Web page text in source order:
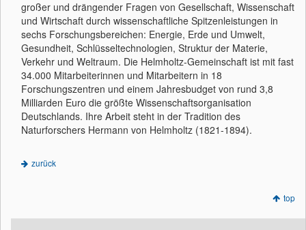
großer und drängender Fragen von Gesellschaft, Wissenschaft
und Wirtschaft durch wissenschaftliche Spitzenleistungen in
sechs Forschungsbereichen: Energie, Erde und Umwelt,
Gesundheit, Schlüsseltechnologien, Struktur der Materie,
Verkehr und Weltraum. Die Helmholtz-Gemeinschaft ist mit fast
34.000 Mitarbeiterinnen und Mitarbeitern in 18
Forschungszentren und einem Jahresbudget von rund 3,8
Milliarden Euro die größte Wissenschaftsorganisation
Deutschlands. Ihre Arbeit steht in der Tradition des
Naturforschers Hermann von Helmholtz (1821-1894).
zurück
top